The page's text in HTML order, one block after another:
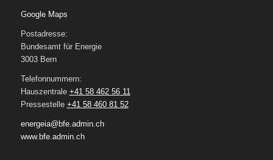
Google Maps
Postadresse:
Bundesamt für Energie
3003 Bern
Telefonnummern:
Hauszentrale +41 58 462 56 11
Pressestelle +41 58 460 81 52
energeia@bfe.admin.ch
www.bfe.admin.ch